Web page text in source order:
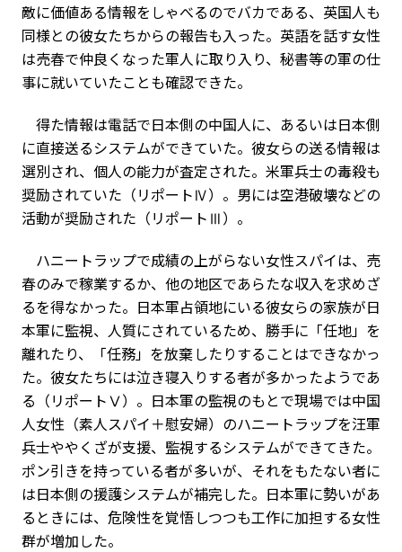
敵に価値ある情報をしゃべるのでバカである、英国人も
同様との彼女たちからの報告も入った。英語を話す女性
は売春で仲良くなった軍人に取り入り、秘書等の軍の仕
事に就いていたことも確認できた。
得た情報は電話で日本側の中国人に、あるいは日本側
に直接送るシステムができていた。彼女らの送る情報は
選別され、個人の能力が査定された。米軍兵士の毒殺も
奨励されていた（リポートⅣ）。男には空港破壊などの
活動が奨励された（リポートⅢ）。
ハニートラップで成績の上がらない女性スパイは、売
春のみで稼業するか、他の地区であらたな収入を求めざ
るを得なかった。日本軍占領地にいる彼女らの家族が日
本軍に監視、人質にされているため、勝手に「任地」を
離れたり、「任務」を放棄したりすることはできなかっ
た。彼女たちには泣き寝入りする者が多かったようであ
る（リポートⅤ）。日本軍の監視のもとで現場では中国
人女性（素人スパイ＋慰安婦）のハニートラップを汪軍
兵士ややくざが支援、監視するシステムができてきた。
ポン引きを持っている者が多いが、それをもたない者に
は日本側の援護システムが補完した。日本軍に勢いがあ
るときには、危険性を覚悟しつつも工作に加担する女性
群が増加した。